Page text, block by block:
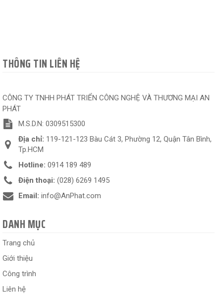
THÔNG TIN LIÊN HỆ
CÔNG TY TNHH PHÁT TRIỂN CÔNG NGHỆ VÀ THƯƠNG MẠI AN
PHÁT
M.S.D.N: 0309515300
Địa chỉ: 119-121-123 Bàu Cát 3, Phường 12, Quận Tân Bình,
Tp.HCM
Hotline: 0914 189 489
Điện thoại: (028) 6269 1495
Email: info@AnPhat.com
DANH MỤC
Trang chủ
Giới thiệu
Công trình
Liên hệ